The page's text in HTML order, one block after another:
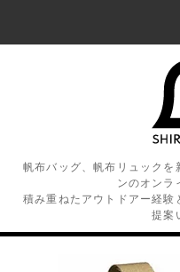
帆布バッグ、帆布リュックを
ンのオンラ
積み重ねたアウトドアー経
提案